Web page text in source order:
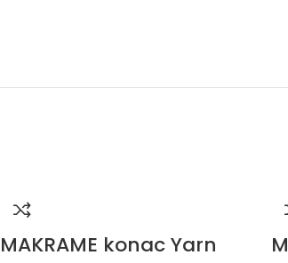
MAKRAME konac Yarn